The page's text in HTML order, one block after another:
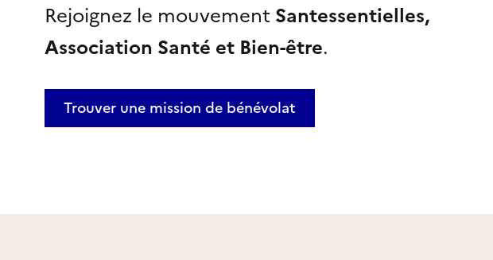
Rejoignez le mouvementSantessentielles,
Association Santé et Bien-être.
Trouver une mission de bénévolat